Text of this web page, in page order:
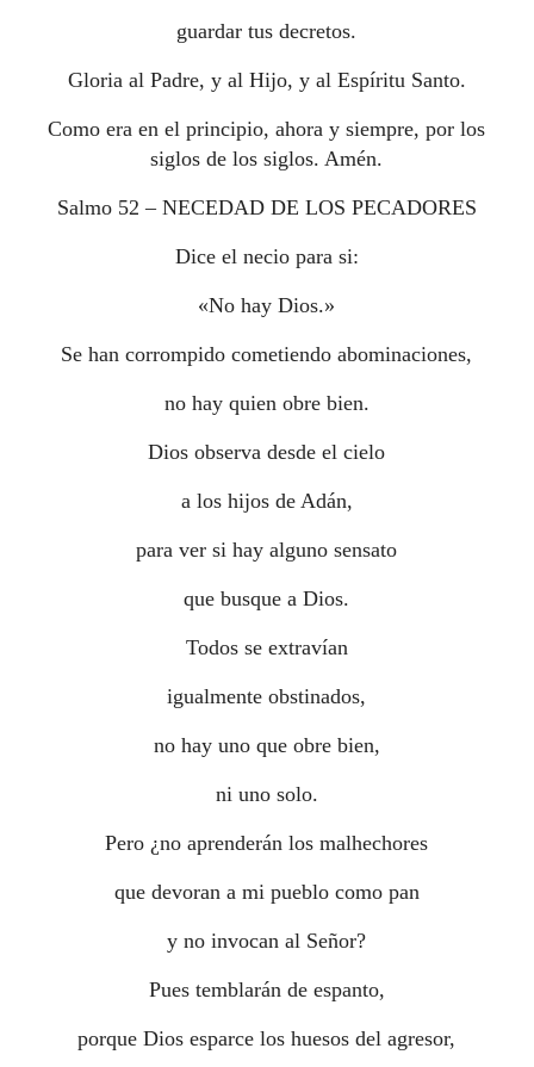
guardar tus decretos.
Gloria al Padre, y al Hijo, y al Espíritu Santo.
Como era en el principio, ahora y siempre, por los
siglos de los siglos. Amén.
Salmo 52 – NECEDAD DE LOS PECADORES
Dice el necio para si:
«No hay Dios.»
Se han corrompido cometiendo abominaciones,
no hay quien obre bien.
Dios observa desde el cielo
a los hijos de Adán,
para ver si hay alguno sensato
que busque a Dios.
Todos se extravían
igualmente obstinados,
no hay uno que obre bien,
ni uno solo.
Pero ¿no aprenderán los malhechores
que devoran a mi pueblo como pan
y no invocan al Señor?
Pues temblarán de espanto,
porque Dios esparce los huesos del agresor,